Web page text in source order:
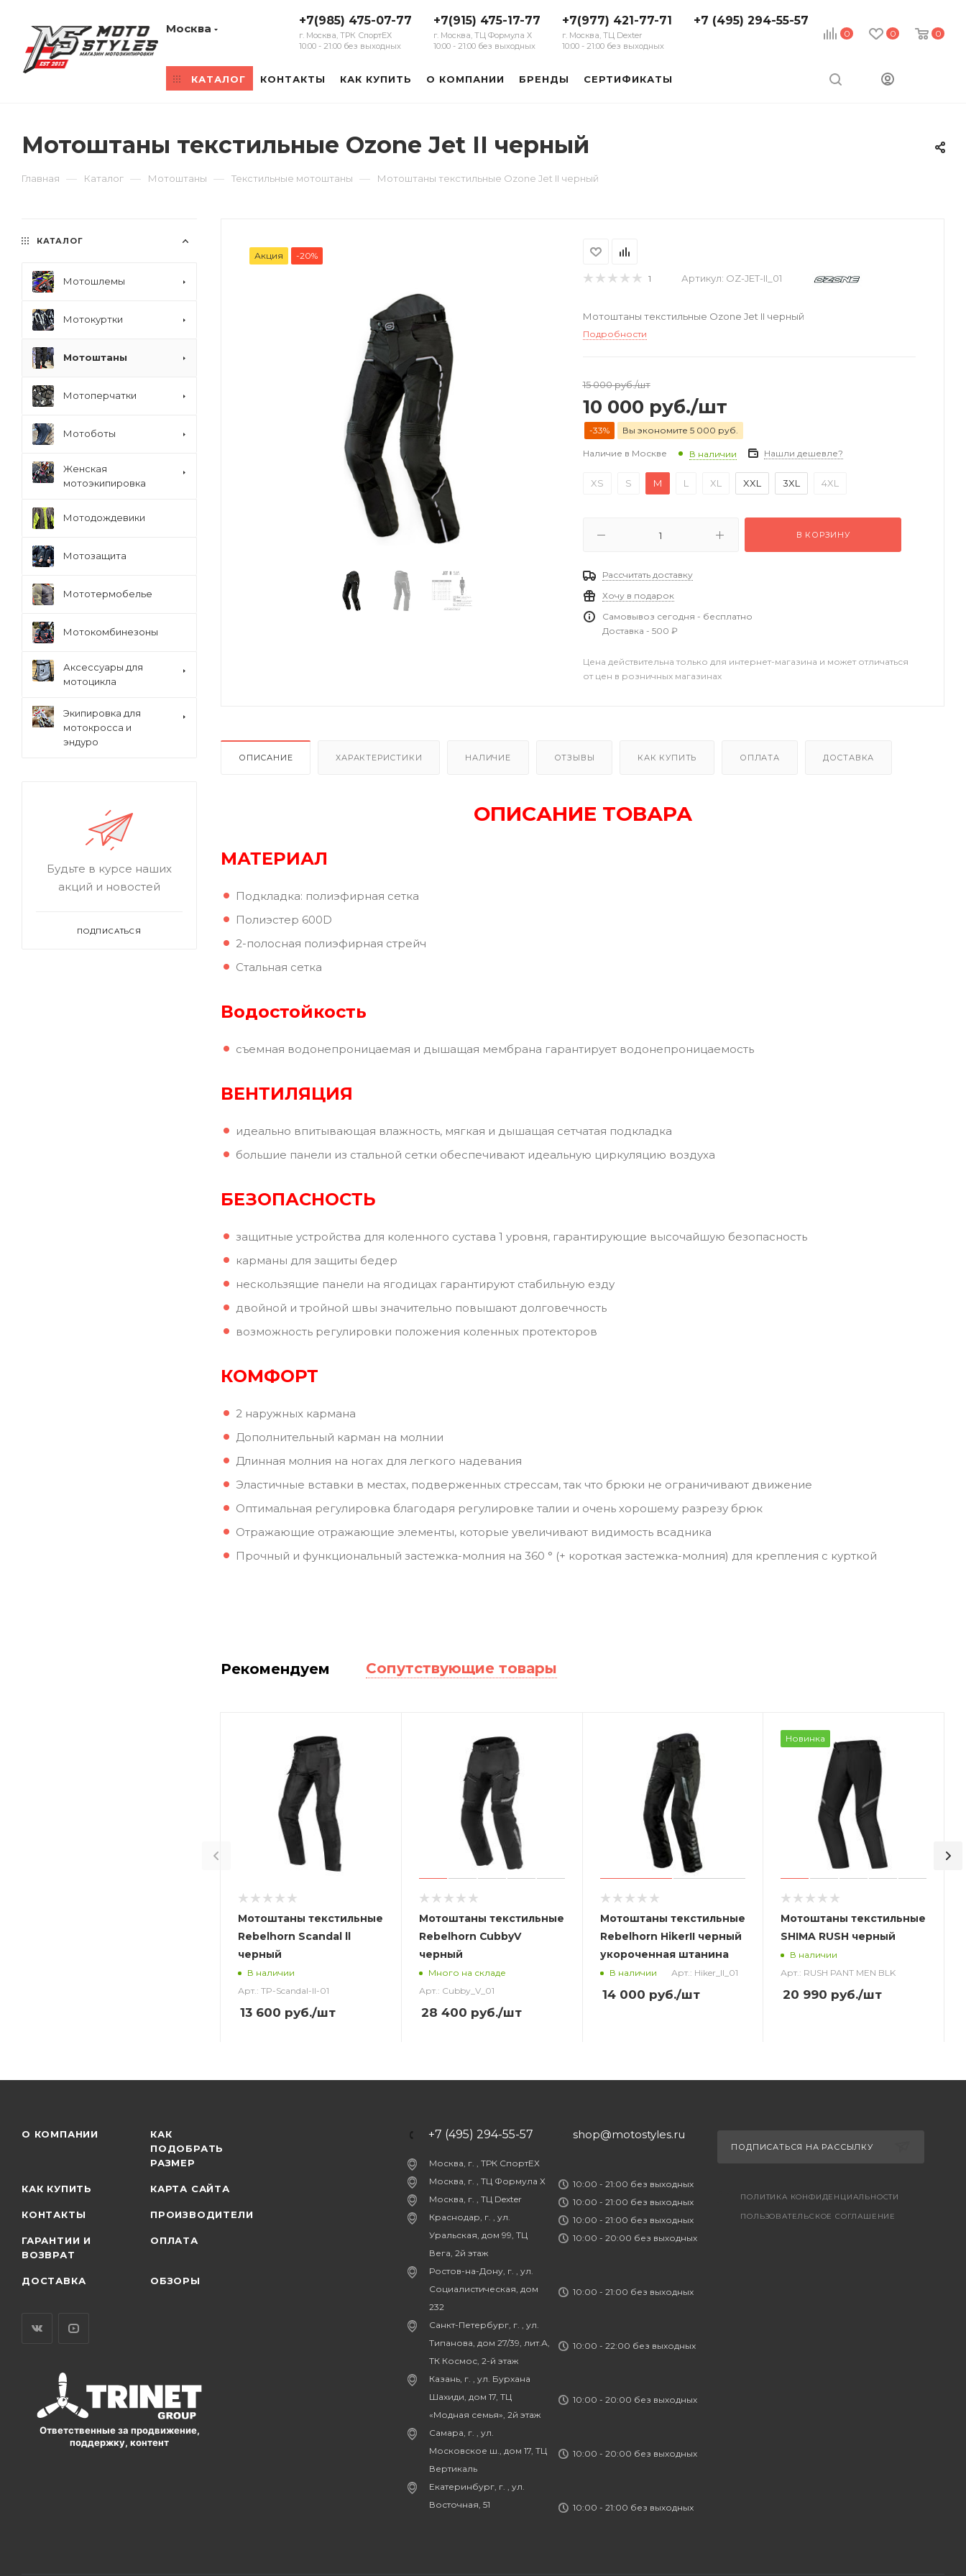
0 0 0
Москва
+7(985) 475-07-77
г. Москва, ТРК СпортЕХ
10:00 - 21:00 без выходных
+7(915) 475-17-77
г. Москва, ТЦ Формула Х
10:00 - 21:00 без выходных
+7(977) 421-77-71
г. Москва, ТЦ Dexter
10:00 - 21:00 без выходных
+7 (495) 294-55-57
КАТАЛОГ КОНТАКТЫ КАК КУПИТЬ О КОМПАНИИ БРЕНДЫ СЕРТИФИКАТЫ
Мотоштаны текстильные Ozone Jet II черный
Главная — Каталог — Мотоштаны — Текстильные мотоштаны — Мотоштаны текстильные Ozone Jet II черный
Акция -20%
1 Артикул: OZ-JET-II_01
Мотоштаны текстильные Ozone Jet II черный
Подробности
15 000руб./шт
10 000 руб./шт
-33% Вы экономите 5 000 руб.
Наличие в Москве В наличии Нашли дешевле?
XS S M L XL XXL 3XL 4XL
В КОРЗИНУ
Рассчитать доставку
Хочу в подарок
Самовывоз сегодня - бесплатно
Доставка - 500 ₽
Цена действительна только для интернет-магазина и может отличаться
от цен в розничных магазинах
ОПИСАНИЕ ХАРАКТЕРИСТИКИ НАЛИЧИЕ ОТЗЫВЫ КАК КУПИТЬ ОПЛАТА ДОСТАВКА
ОПИСАНИЕ ТОВАРА
МАТЕРИАЛ
Подкладка: полиэфирная сетка
Полиэстер 600D
2-полосная полиэфирная стрейч
Стальная сетка
Водостойкость
съемная водонепроницаемая и дышащая мембрана гарантирует водонепроницаемость
ВЕНТИЛЯЦИЯ
идеально впитывающая влажность, мягкая и дышащая сетчатая подкладка
большие панели из стальной сетки обеспечивают идеальную циркуляцию воздуха
БЕЗОПАСНОСТЬ
защитные устройства для коленного сустава 1 уровня, гарантирующие высочайшую безопасность
карманы для защиты бедер
нескользящие панели на ягодицах гарантируют стабильную езду
двойной и тройной швы значительно повышают долговечность
возможность регулировки положения коленных протекторов
КОМФОРТ
2 наружных кармана
Дополнительный карман на молнии
Длинная молния на ногах для легкого надевания
Эластичные вставки в местах, подверженных стрессам, так что брюки не ограничивают движение
Оптимальная регулировка благодаря регулировке талии и очень хорошему разрезу брюк
Отражающие отражающие элементы, которые увеличивают видимость всадника
Прочный и функциональный застежка-молния на 360 ° (+ короткая застежка-молния) для крепления с курткой
Рекомендуем Сопутствующие товары
Мотоштаны текстильные
Rebelhorn Scandal ll
черный
В наличии
Арт.: TP-Scandal-ll-01
13 600 руб./шт
Мотоштаны текстильные
Rebelhorn CubbyV
черный
Много на складе
Арт.: Cubby_V_01
28 400 руб./шт
Мотоштаны текстильные
Rebelhorn HikerII черный
укороченная штанина
В наличии Арт.: Hiker_II_01
14 000 руб./шт
Новинка
Мотоштаны текстильные
SHIMA RUSH черный
В наличии
Арт.: RUSH PANT MEN BLK
20 990 руб./шт
КАТАЛОГ
Мотошлемы
Мотокуртки
Мотоштаны
Мотоперчатки
Мотоботы
Женская
мотоэкипировка
Мотодождевики
Мотозащита
Мототермобелье
Мотокомбинезоны
Аксессуары для
мотоцикла
Экипировка для
мотокросса и
эндуро
Будьте в курсе наших
акций и новостей
ПОДПИСАТЬСЯ
О КОМПАНИИ
КАК
ПОДОБРАТЬ
РАЗМЕР
КАК КУПИТЬ КАРТА САЙТА
КОНТАКТЫ ПРОИЗВОДИТЕЛИ
ГАРАНТИИ И
ВОЗВРАТ
ОПЛАТА
ДОСТАВКА ОБЗОРЫ
Ответственные за продвижение,
поддержку, контент
+7 (495) 294-55-57
Москва, г. , ТРК СпортЕХ
Москва, г. , ТЦ Формула Х
Москва, г. , ТЦ Dexter
Краснодар, г. , ул.
Уральская, дом 99, ТЦ
Вега, 2й этаж
Ростов-на-Дону, г. , ул.
Социалистическая, дом
232
Санкт-Петербург, г. , ул.
Типанова, дом 27/39, лит.А,
ТК Космос, 2-й этаж
Казань, г. , ул. Бурхана
Шахиди, дом 17, ТЦ
«Модная семья», 2й этаж
Самара, г. , ул.
Московское ш., дом 17, ТЦ
Вертикаль
Екатеринбург, г. , ул.
Восточная, 51
shop@motostyles.ru
10:00 - 21:00 без выходных
10:00 - 21:00 без выходных
10:00 - 21:00 без выходных
10:00 - 20:00 без выходных
10:00 - 21:00 без выходных
10:00 - 22:00 без выходных
10:00 - 20:00 без выходных
10:00 - 20:00 без выходных
10:00 - 21:00 без выходных
ПОДПИСАТЬСЯ НА РАССЫЛКУ
ПОЛИТИКА КОНФИДЕНЦИАЛЬНОСТИ
ПОЛЬЗОВАТЕЛЬСКОЕ СОГЛАШЕНИЕ